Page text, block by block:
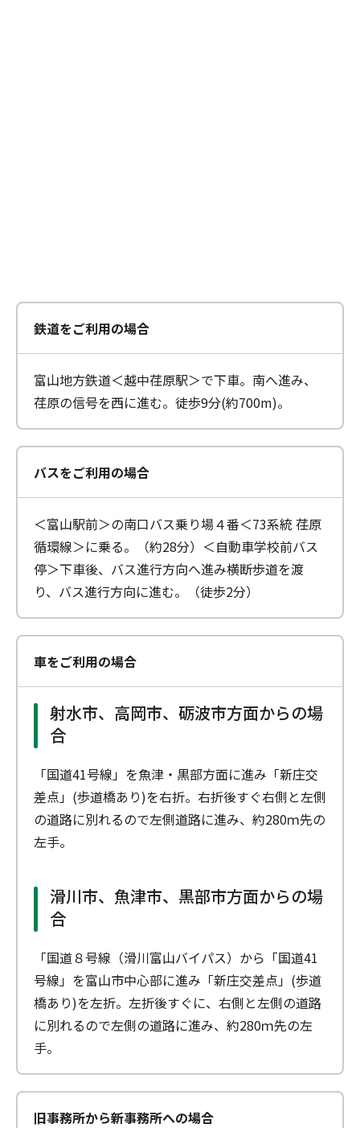
鉄道をご利用の場合
富山地方鉄道＜越中荏原駅＞で下車。南へ進み、
荏原の信号を西に進む。徒歩9分(約700m)。
バスをご利用の場合
＜富山駅前＞の南口バス乗り場４番＜73系統 荏原
循環線＞に乗る。（約28分）＜自動車学校前バス
停＞下車後、バス進行方向へ進み横断歩道を渡
り、バス進行方向に進む。（徒歩2分）
車をご利用の場合
射水市、高岡市、砺波市方面からの場
合
「国道41号線」を魚津・黒部方面に進み「新庄交
差点」(歩道橋あり)を右折。右折後すぐ右側と左側
の道路に別れるので左側道路に進み、約280ｍ先の
左手。
滑川市、魚津市、黒部市方面からの場
合
「国道８号線（滑川富山バイパス）から「国道41
号線」を富山市中心部に進み「新庄交差点」(歩道
橋あり)を左折。左折後すぐに、右側と左側の道路
に別れるので左側の道路に進み、約280ｍ先の左
手。
旧事務所から新事務所への場合